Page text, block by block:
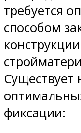
требуется
способом
Существует
фиксации: